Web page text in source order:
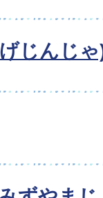
じんじゃ